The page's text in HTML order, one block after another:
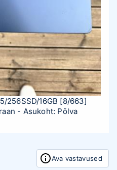
256SSD/16GB [8/663]
- Asukoht: Põlva
Ava vastavused